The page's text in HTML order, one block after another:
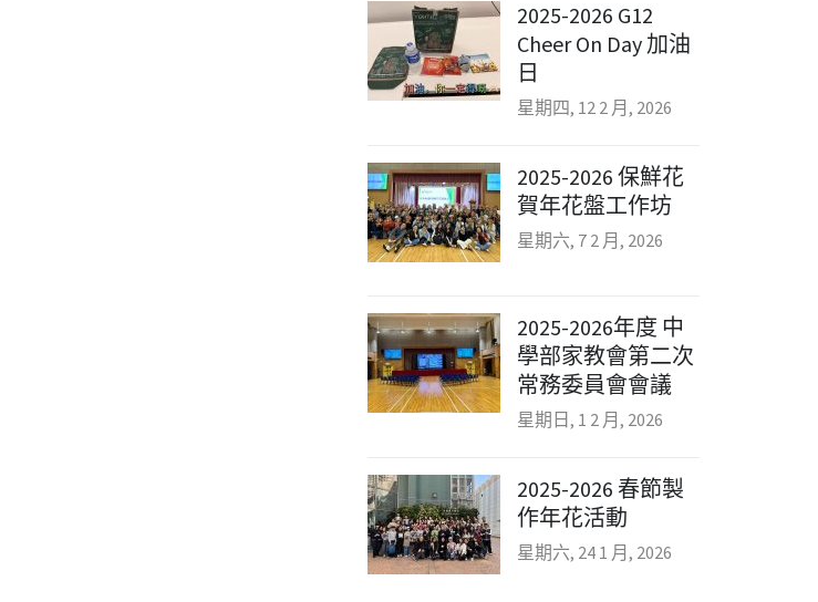
2025-2026 G12
Cheer On Day 加油
日
星期四, 12 2 月, 2026
2025-2026 保鮮花
賀年花盤工作坊
星期六, 7 2 月, 2026
2025-2026年度 中
學部家教會第二次
常務委員會會議
星期日, 1 2 月, 2026
2025-2026 春節製
作年花活動
星期六, 24 1 月, 2026